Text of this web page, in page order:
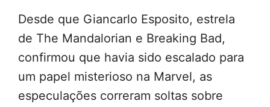
Desde que Giancarlo Esposito, estrela
de The Mandalorian e Breaking Bad,
confirmou que havia sido escalado para
um papel misterioso na Marvel, as
especulações correram soltas sobre